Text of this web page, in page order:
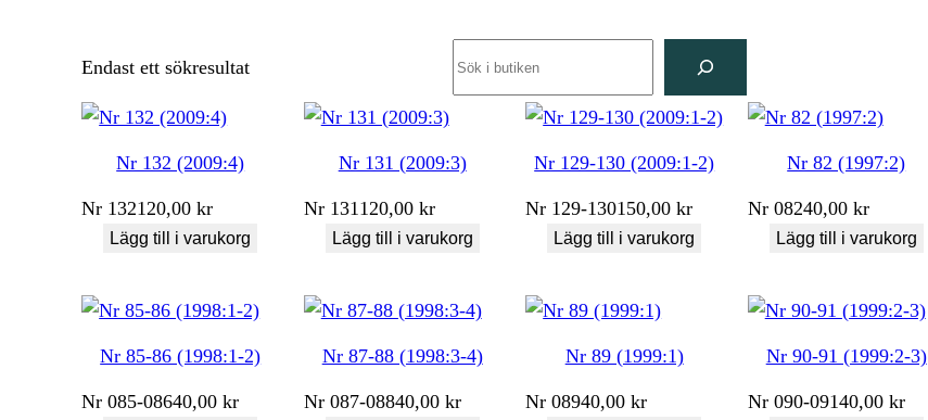
Endast ett sökresultat
Nr 132 (2009:4)
Nr 132120,00kr
Lägg till i varukorg
Nr 131 (2009:3)
Nr 131120,00 kr
Lägg till i varukorg
Nr 129-130 (2009:1-2)
Nr 129-130150,00kr
Lägg till i varukorg
Nr 82 (1997:2)
Nr 08240,00 kr
Lägg till i varukorg
Nr 85-86 (1998:1-2)
Nr 085-08640,00kr
Nr 87-88 (1998:3-4)
Nr 087-08840,00 kr
Nr 89 (1999:1)
Nr 08940,00kr
Nr 90-91 (1999:2-3)
Nr 090-09140,00 kr